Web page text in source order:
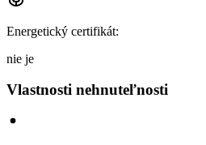
Energetický certifikát:
nie je
Vlastnosti nehnuteľnosti